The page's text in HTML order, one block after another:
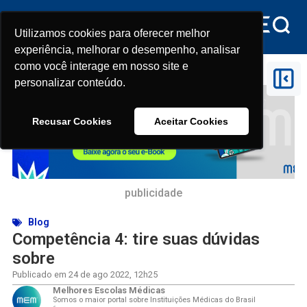
Utilizamos cookies para oferecer melhor
experiência, melhorar o desempenho, analisar
como você interage em nosso site e
personalizar conteúdo.
Recusar Cookies Aceitar Cookies
Utilizamos cookies para oferecer melhor
experiência, melhorar o desempenho, analisar
como você interage em nosso site e
personalizar conteúdo.
Recusar Cookies Aceitar Cookies
Competência 4: tire suas dúvidas sobre
publicidade
Blog
Competência 4: tire suas dúvidas
sobre
Publicado em 24 de ago 2022, 12h25
Melhores Escolas Médicas
Somos o maior portal sobre Instituições Médicas do Brasil